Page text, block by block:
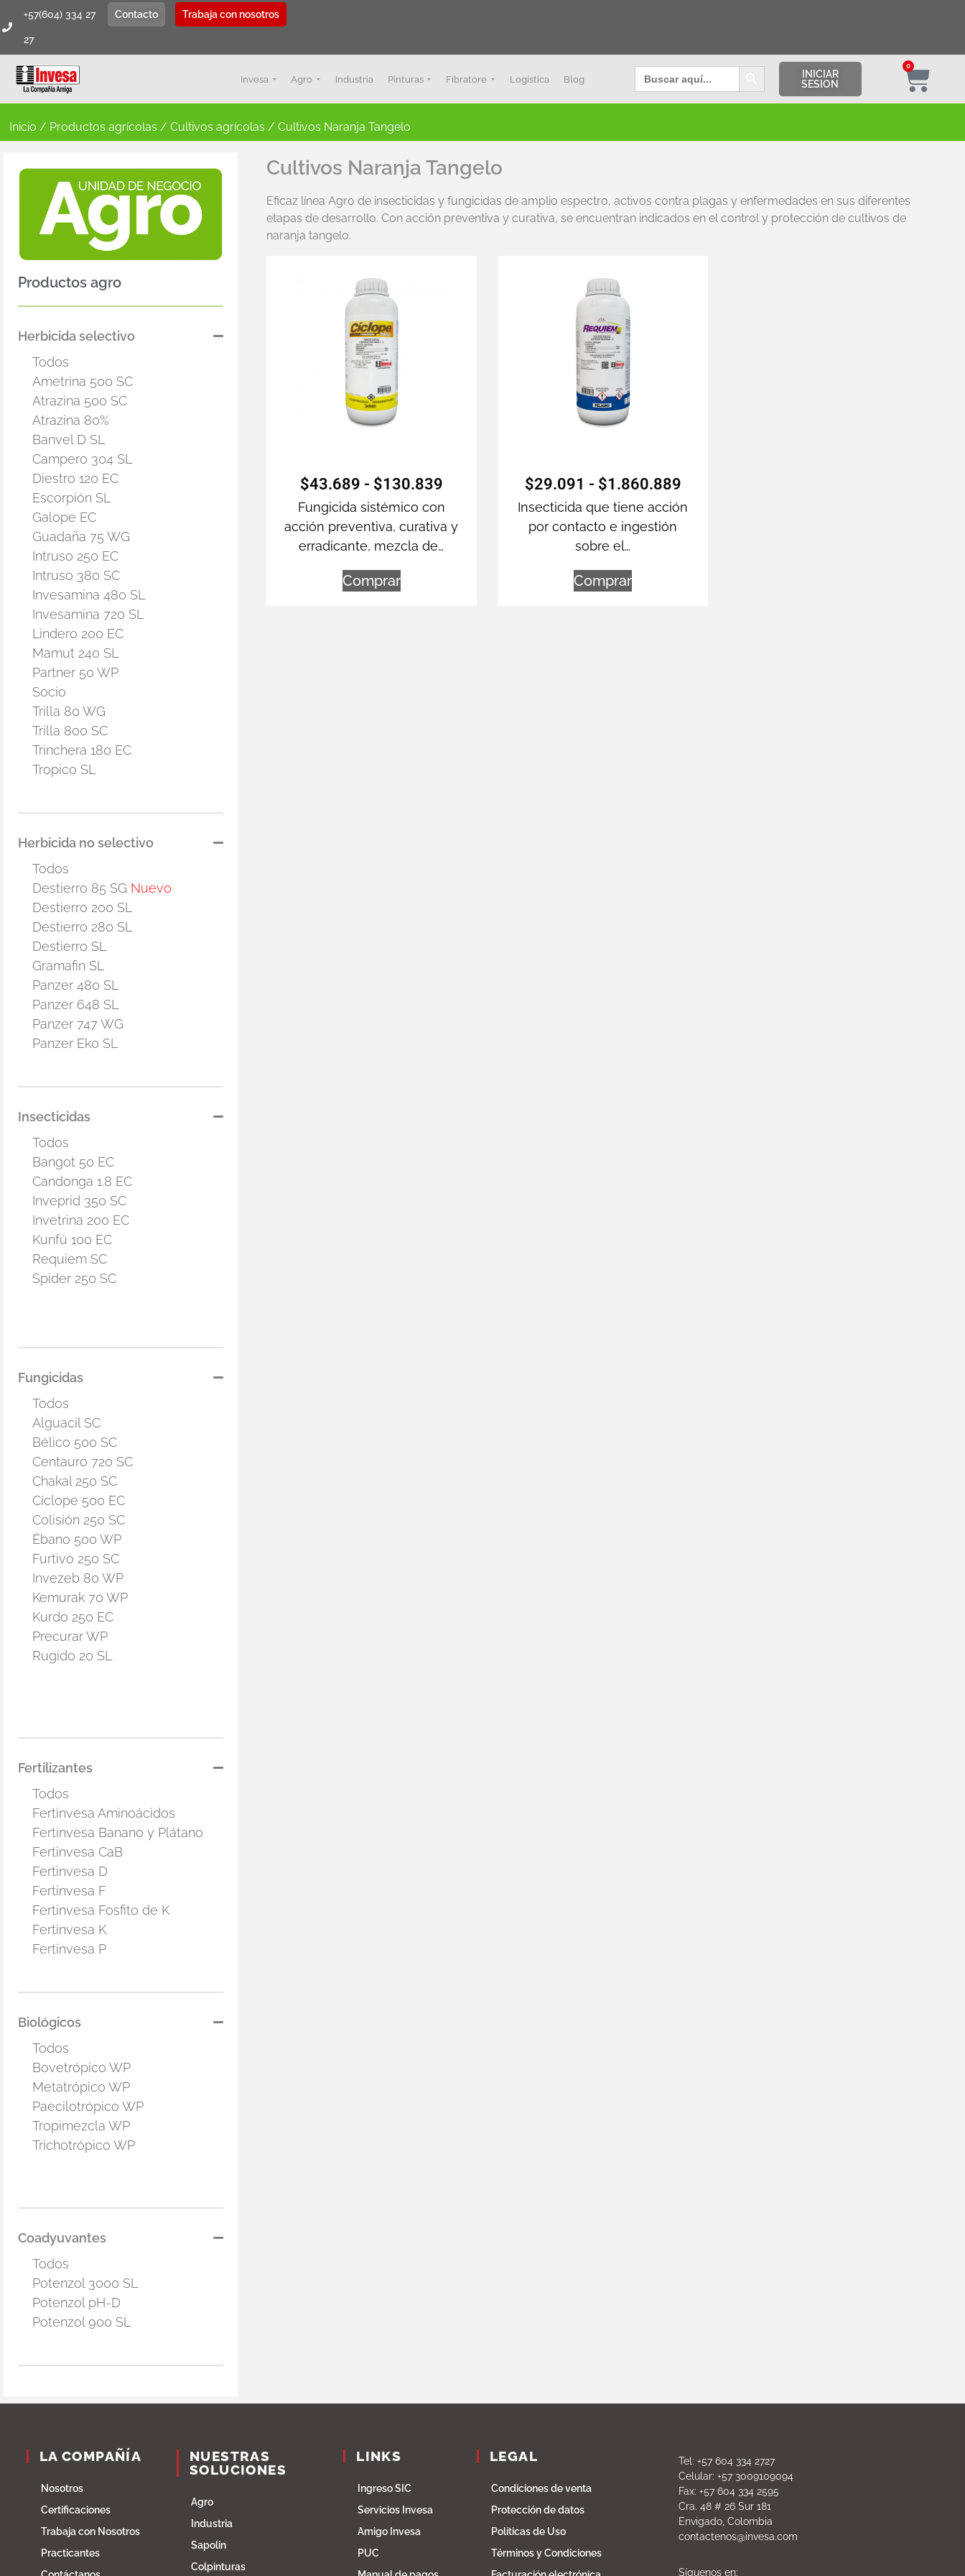
+57(604) 334 27
27
Contacto Trabaja con nosotros
Invesa Agro Industria Pinturas Fibratore Logística Blog
Buscar: Botón de búsqueda
INICIAR
SESION
0
Inicio / Productos agrícolas /Cultivos agrícolas / Cultivos Naranja Tangelo
Productos agro
Herbicida selectivo
Todos
Ametrina 500 SC
Atrazina 500 SC
Atrazina 80%
Banvel D SL
Campero 304 SL
Diestro 120 EC
Escorpión SL
Galope EC
Guadaña 75 WG
Intruso 250 EC
Intruso 380 SC
Invesamina 480 SL
Invesamina 720 SL
Lindero 200 EC
Mamut 240 SL
Partner 50 WP
Socio
Trilla 80 WG
Trilla 800 SC
Trinchera 180 EC
Tropico SL
Herbicida no selectivo
Todos
Destierro 85 SG Nuevo
Destierro 200 SL
Destierro 280 SL
Destierro SL
Gramafin SL
Panzer 480 SL
Panzer 648 SL
Panzer 747 WG
Panzer Eko SL
Insecticidas
Todos
Bangot 50 EC
Candonga 1.8 EC
Inveprid 350 SC
Invetrina 200 EC
Kunfú 100 EC
Requiem SC
Spider 250 SC
Fungicidas
Todos
Alguacil SC
Bélico 500 SC
Centauro 720 SC
Chakal 250 SC
Cíclope 500 EC
Colisión 250 SC
Ébano 500 WP
Furtivo 250 SC
Invezeb 80 WP
Kemurak 70 WP
Kurdo 250 EC
Precurar WP
Rugido 20 SL
Fertilizantes
Todos
Fertinvesa Aminoácidos
Fertinvesa Banano y Plátano
Fertinvesa CaB
Fertinvesa D
Fertinvesa F
Fertinvesa Fosfito de K
Fertinvesa K
Fertinvesa P
Biológicos
Todos
Bovetrópico WP
Metatrópico WP
Paecilotrópico WP
Tropimezcla WP
Trichotrópico WP
Coadyuvantes
Todos
Potenzol 3000 SL
Potenzol pH-D
Potenzol 900 SL
Cultivos Naranja Tangelo
Eficaz línea Agro de insecticidas y fungicidas de amplio espectro, activos contra plagas y enfermedades en sus diferentes
etapas de desarrollo. Con acción preventiva y curativa, se encuentran indicados en el control y protección de cultivos de
naranja tangelo.
$43.689 - $130.839
Fungicida sistémico con
acción preventiva, curativa y
erradicante, mezcla de…
Comprar
$29.091 - $1.860.889
Insecticida que tiene acción
por contacto e ingestión
sobre el…
Comprar
LA COMPAÑÍA
Nosotros
Certificaciones
Trabaja con Nosotros
Practicantes
NUESTRAS
SOLUCIONES
Agro
Industria
Sapolin
Colpinturas
LINKS
Ingreso SIC
Servicios Invesa
Amigo Invesa
PUC
LEGAL
Condiciones de venta
Protección de datos
Políticas de Uso
Términos y Condiciones
Tel: +57 604 334 2727
Celular: +57 3009109094
Fax: +57 604 334 2595
Cra. 48 # 26 Sur 181
Envigado, Colombia
contactenos@invesa.com
Síguenos en: